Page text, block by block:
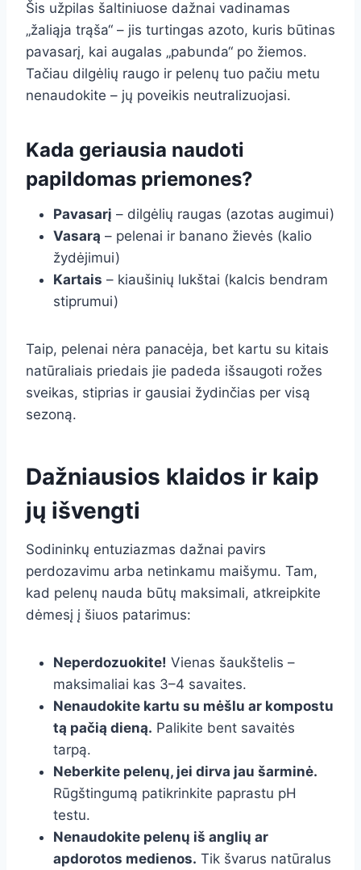
Šis užpilas šaltiniuose dažnai vadinamas
„žaliąja trąša“ – jis turtingas azoto, kuris būtinas
pavasarį, kai augalas „pabunda“ po žiemos.
Tačiau dilgėlių raugo ir pelenų tuo pačiu metu
nenaudokite – jų poveikis neutralizuojasi.
Kada geriausia naudoti
papildomas priemones?
Pavasarį – dilgėlių raugas (azotas augimui)
Vasarą – pelenai ir banano žievės (kalio
žydėjimui)
Kartais – kiaušinių lukštai (kalcis bendram
stiprumui)
Taip, pelenai nėra panacėja, bet kartu su kitais
natūraliais priedais jie padeda išsaugoti rožes
sveikas, stiprias ir gausiai žydinčias per visą
sezoną.
Dažniausios klaidos ir kaip
jų išvengti
Sodininkų entuziazmas dažnai pavirs
perdozavimu arba netinkamu maišymu. Tam,
kad pelenų nauda būtų maksimali, atkreipkite
dėmesį į šiuos patarimus:
Neperdozuokite! Vienas šaukštelis –
maksimaliai kas 3–4 savaites.
Nenaudokite kartu su mėšlu ar kompostu
tą pačią dieną. Palikite bent savaitės
tarpą.
Neberkite pelenų, jei dirva jau šarminė.
Rūgštingumą patikrinkite paprastu pH
testu.
Nenaudokite pelenų iš anglių ar
apdorotos medienos. Tik švarus natūralus